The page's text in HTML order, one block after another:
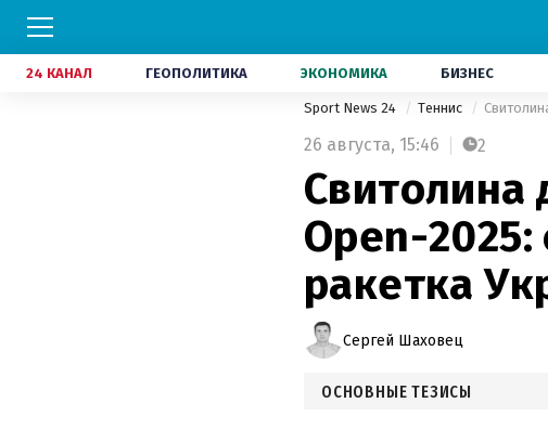
24 КАНАЛ ГЕОПОЛИТИКА ЭКОНОМИКА БИЗНЕС
Sport News 24 Теннис
26 августа, 15:46 2
Свитолина
Open-
ракетка
Сергей Шаховец
ОСНОВНЫЕ ТЕЗИСЫ